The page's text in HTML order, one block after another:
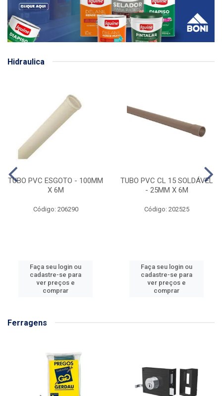
Hidraulica
TUBO PVC ESGOTO - 100MM
X 6M
Código: 206290
Faça seu login ou
cadastre-se para
ver preços e
comprar
TUBO PVC CL 15 SOLDÁVEL
- 25MM X 6M
Código: 202525
Faça seu login ou
cadastre-se para
ver preços e
comprar
Ferragens